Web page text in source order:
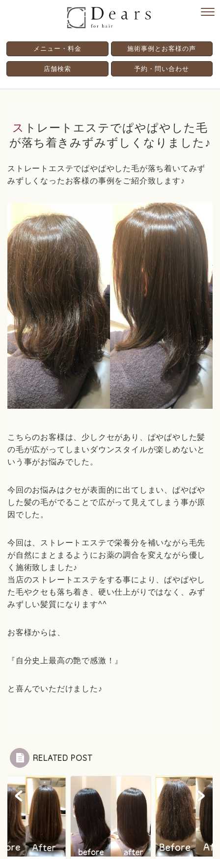
メニュー・料金 施術事例とお客様の声
店舗検索 予約・問い合わせ
ストレートエステでぱやぱやした毛
が落ち着きみずみずしくなりました♪
ストレートエステでぱやぱやした毛が落ち着いてみず
みずしくなったお客様の事例をご紹介致します♪
こちらのお客様は、少しクセがあり、ぱやぱやした髪
の毛が広がってしまいダウンスタイルが楽しめないと
いう事がお悩みでした。
今回のお悩みはクセが表面的に出てしまい、ぱやぱや
した髪の毛がでることで広がって見えてしまう事が原
因でした。
今回は、ストレートエステで栄養分を補いながら毛先
が自然にまとまるようにお薬の調合を変えながら優し
く施術致しました♪
当店のストレートエステをする事により、ぱやぱやし
た毛やクセも落ち着き、硬い仕上がりではなく、みず
みずしい髪質になります^^
お客様からは、
『自分史上最高の艶で感激！』
と喜んでいただけました♪
RELATED POST